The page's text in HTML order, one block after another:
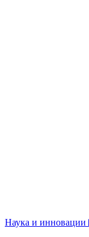
Наука и инновации